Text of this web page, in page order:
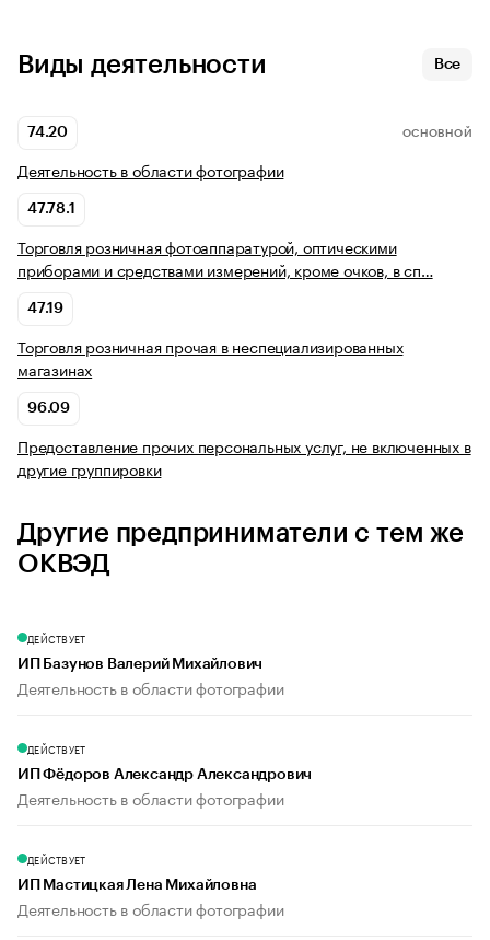
Виды деятельности Все
74.20 ОСНОВНОЙ
Деятельность в области фотографии
47.78.1
Торговля розничная фотоаппаратурой, оптическими
приборами и средствами измерений, кроме очков, в сп…
47.19
Торговля розничная прочая в неспециализированных
магазинах
96.09
Предоставление прочих персональных услуг, не включенных в
другие группировки
Другие предприниматели с тем же
ОКВЭД
ДЕЙСТВУЕТ
ИП Базунов Валерий Михайлович
Деятельность в области фотографии
ДЕЙСТВУЕТ
ИП Фёдоров Александр Александрович
Деятельность в области фотографии
ДЕЙСТВУЕТ
ИП Мастицкая Лена Михайловна
Деятельность в области фотографии